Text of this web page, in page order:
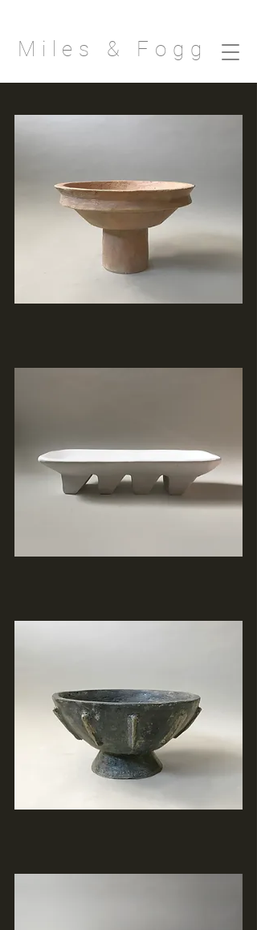
Miles & Fogg